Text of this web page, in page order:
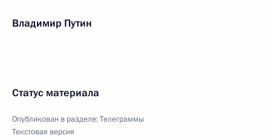
Владимир Путин
Статус материала
Опубликован в разделе:Телеграммы
Текстовая версия